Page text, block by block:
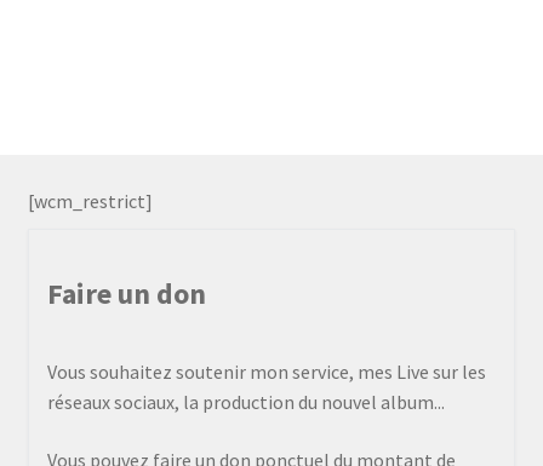
[wcm_restrict]
Faire un don
Vous souhaitez soutenir mon service, mes Live sur les
réseaux sociaux, la production du nouvel album...
Vous pouvez faire un don ponctuel du montant de